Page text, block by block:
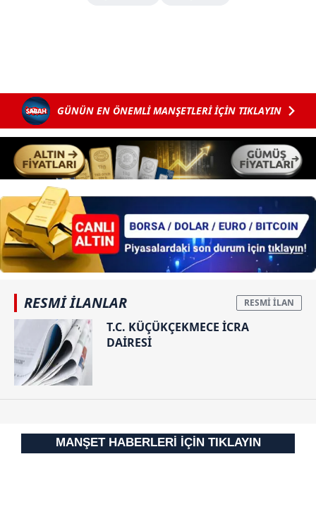
GÜNÜN EN ÖNEMLİ MANŞETLERİ İÇİN TIKLAYIN
RESMİ İLANLAR
T.C. KÜÇÜKÇEKMECE İCRA
DAİRESİ
MANŞET HABERLERİ İÇİN TIKLAYIN